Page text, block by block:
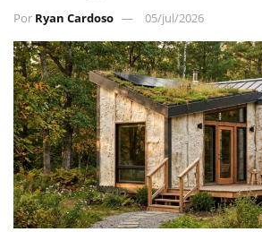
Por Ryan Cardoso 05/jul/2026